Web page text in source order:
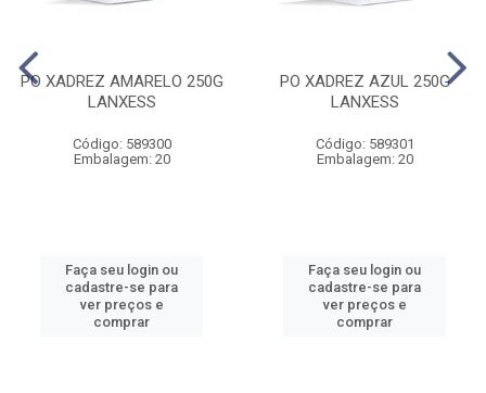
PO XADREZ AMARELO 250G
LANXESS
Código: 589300
Embalagem: 20
Faça seu login ou
cadastre-se para
ver preços e
comprar
PO XADREZ AZUL 250G
LANXESS
Código: 589301
Embalagem: 20
Faça seu login ou
cadastre-se para
ver preços e
comprar